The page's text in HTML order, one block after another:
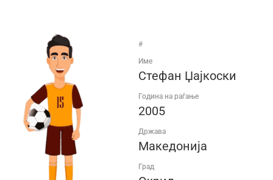
#
Име
Стефан Џајкоски
Година на раѓање
2005
Држава
Македонија
Град